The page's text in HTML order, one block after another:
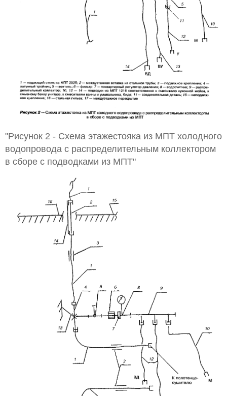
"Рисунок 2 - Схема этажестояка из МПТ холодного
водопровода с распределительным коллектором
в сборе с подводками из МПТ"